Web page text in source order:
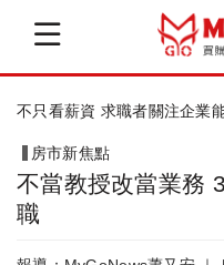
信義房屋向大眾徵歌詞 打造
房市新焦點
不當教授改當業務
職